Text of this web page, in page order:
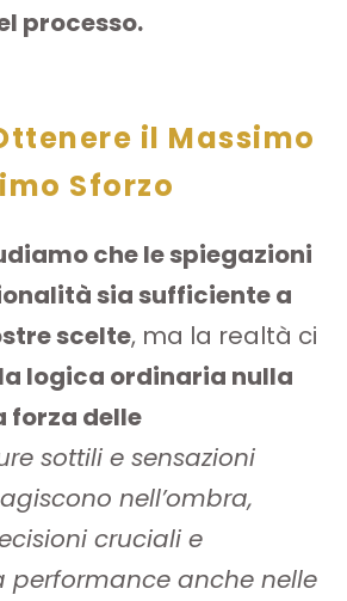
processo.
il Massimo
Sforzo
che le spiegazioni
sia sufficiente a
scelte, ma la realtà ci
la logica ordinaria nulla
forza delle
sottili e sensazioni
nell’ombra,
cruciali e
performance anche nelle